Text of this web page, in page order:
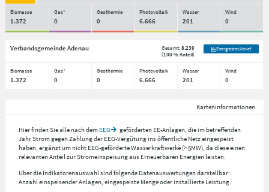
Biomasse Gas* Geothermie Photovoltaik Wasser Wind
1.372 0 0 6.666 201 0
Verbandsgemeinde Adenau Gesamt:8.239
(100 % Anteil)
Energiesteckbrief
Biomasse Gas* Geothermie Photovoltaik Wasser Wind
1.372 0 0 6.666 201 0
Karteninformationen
Hier finden Sie alle nach dem EEG
geförderten EE-Anlagen, die im betreffenden
Jahr Strom gegen Zahlung der EEG-Vergütung ins öffentliche Netz eingespeist
haben, ergänzt um nicht EEG-geförderte Wasserkraftwerke (> 5MW), da diese einen
relevanten Anteil zur Stromeinspeisung aus Erneuerbaren Energien leisten.
Über die Indikatorenauswahl sind folgende Datenauswertungen darstellbar:
Anzahl einspeisender Anlagen, eingespeiste Menge oder installierte Leistung.